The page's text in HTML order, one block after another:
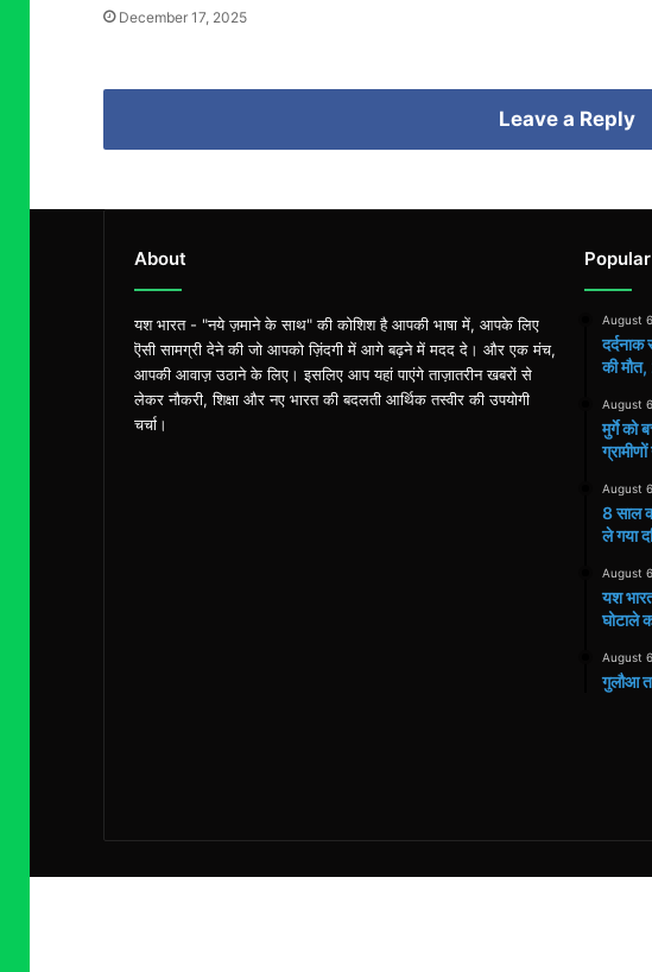
December 17, 2025
Leave a Reply
About
यश भारत - "नये ज़माने के साथ" की कोशिश है आपकी भाषा में, आपके लिए
ऎसी सामग्री देने की जो आपको ज़िंदगी में आगे बढ़ने में मदद दे। और एक मंच,
आपकी आवाज़ उठाने के लिए। इसलिए आप यहां पाएंगे ताज़ातरीन खबरों से
लेकर नौकरी, शिक्षा और नए भारत की बदलती आर्थिक तस्वीर की उपयोगी
चर्चा।
August
की
August
मुर्गे को
August
8 साल
ले गया
August
यश
घोटाले
August
गुलौआ